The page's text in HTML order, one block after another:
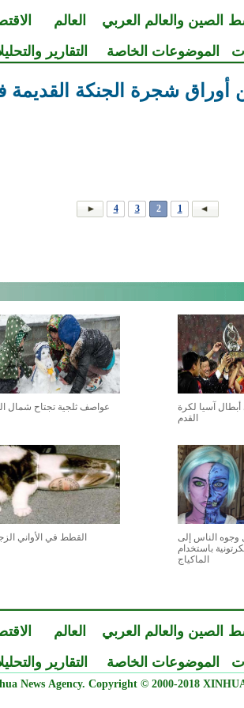
الصين والعالم العربي العالم
الموضوعات الخاصة التقارير
أوراق شجرة الجنكة
1
2
3
4
أبطال آسيا لكرة
القدم
عواصف ثلجية تجتاح شمال
وجوه الناس إلى
باستخدام
الماكياج
القطط في الأواني
الصين والعالم العربي العالم
الموضوعات الخاصة التقارير
News Agency. Copyright © 2000-2018